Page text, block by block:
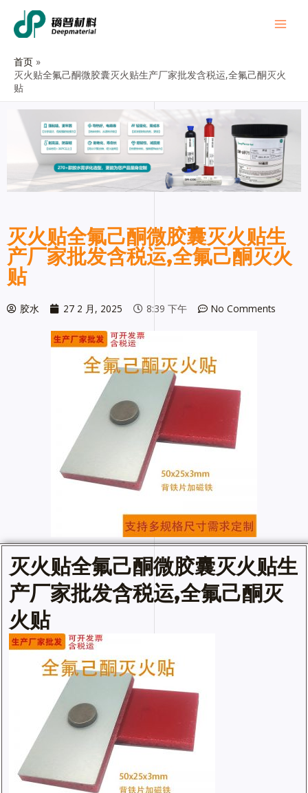
首页
灭火贴全氟己酮微胶囊灭火贴生产厂家批发含税运,全氟己酮灭火
贴
灭火贴全氟己酮微胶囊灭火贴生
产厂家批发含税运,全氟己酮灭火
贴
胶水 27 2 月, 2025 8:39 下午 No Comments
灭火贴全氟己酮微胶囊灭火贴生
产厂家批发含税运,全氟己酮灭
火贴